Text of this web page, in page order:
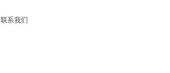
联系我们